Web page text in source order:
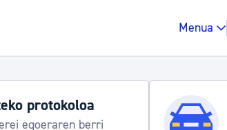
Menua
protokoloa
egoeraren berri